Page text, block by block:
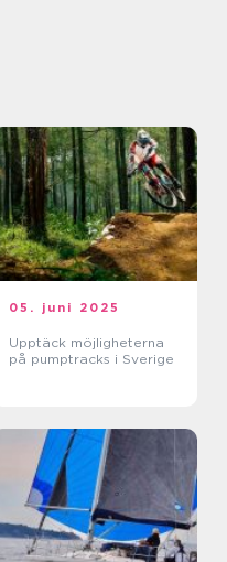
05. juni 2025
Upptäck möjligheterna
på pumptracks i Sverige